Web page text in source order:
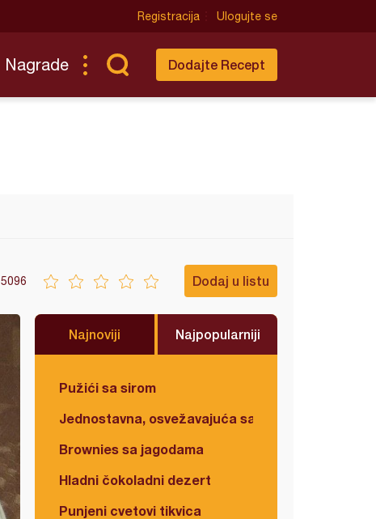
Registracija Ulogujte se
Nagrade Dodajte Recept
5096 Dodaj u listu
Najnoviji Najpopularniji
Pužići sa sirom
Jednostavna, osvežavajuća salata
Brownies sa jagodama
Hladni čokoladni dezert
Punjeni cvetovi tikvica